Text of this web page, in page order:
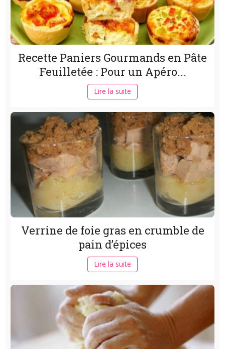
Recette Paniers Gourmands en Pâte
Feuilletée : Pour un Apéro...
Lire la suite
Verrine de foie gras en crumble de
pain d’épices
Lire la suite